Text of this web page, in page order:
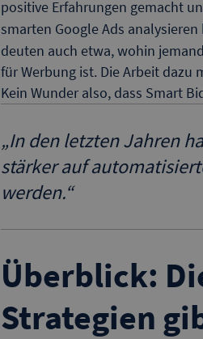
positive Erfahrungen gemacht
smarten Google Ads
deuten auch etwa, wohin
für Werbung ist. Die Arbeit
Kein Wunder also, dass Smart
„In den letzten Jahren
stärker auf
werden.“
Überblick:
Strategien